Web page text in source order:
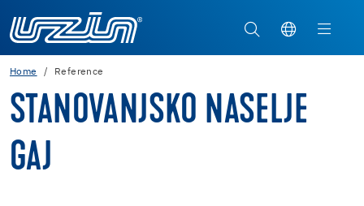
Home Reference
STANOVANJSKO NASELJE
GAJ